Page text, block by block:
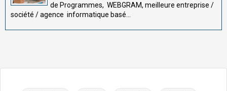
de Programmes, WEBGRAM, meilleure entreprise /
société / agence informatique basé...